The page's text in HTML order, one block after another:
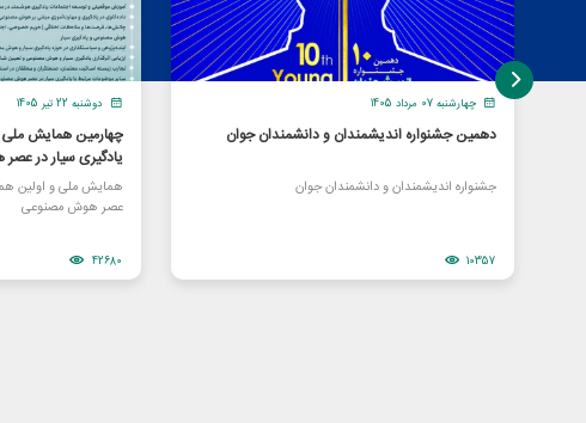
چهارشنبه 07 مرداد 1405
دهمین جشنواره اندیشمندان و دانشمندان جوان
جشنواره اندیشمندان و دانشمندان جوان
10357
دوشنبه 22 تیر 1405
چهارمین همایش ملی
یادگیری سیار در
همایش ملی و اولین
عصر هوش مصنوعی
42680